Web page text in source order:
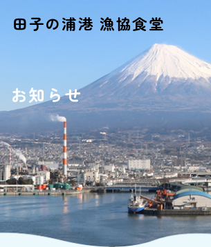
田子の浦港 漁協食堂
お知らせ
イベント情報
アクセス
ショッピング